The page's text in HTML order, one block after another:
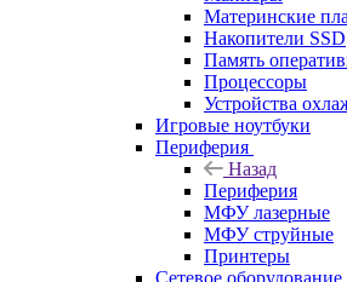
Материнские
Накопители SSD
Память
Процессоры
Устройства
Игровые ноутбуки
Периферия
Назад
Периферия
МФУ лазерные
МФУ струйные
Принтеры
Сетевое оборудование